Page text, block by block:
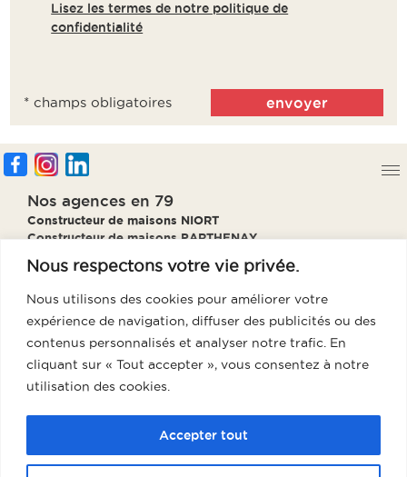
Nous respectons votre vie privée.
Nous utilisons des cookies pour améliorer votre
expérience de navigation, diffuser des publicités ou des
contenus personnalisés et analyser notre trafic. En
cliquant sur « Tout accepter », vous consentez à notre
utilisation des cookies.
Accepter tout
Lisez les termes de notre politique de
confidentialité
* champs obligatoires
Nos agences en 79
Constructeur de maisons NIORT
Constructeur de maisons PARTHENAY
Constructeur de maisons THOUARS
Notre agence en 85
Constructeur de maisons Fontenay
Notre agence en 86
Constructeur de maisons Poitiers
Notre agence en 17
Constructeur de maisons La Rochelle